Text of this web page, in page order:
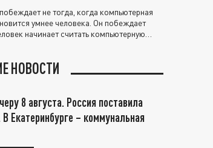
не тогда, когда компьютерная
умнее человека. Он побеждает
начинает считать компьютерную
НОВОСТИ
8 августа. Россия поставила
Екатеринбурге – коммунальная